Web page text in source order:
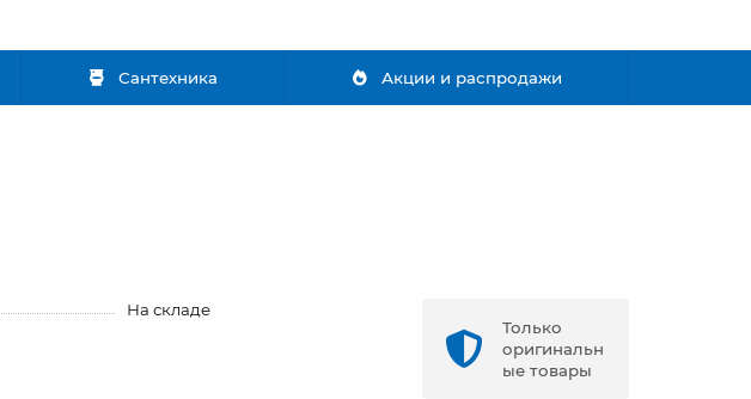
Сантехника Акции и распродажи
На складе
Только
оригинальн
ые товары